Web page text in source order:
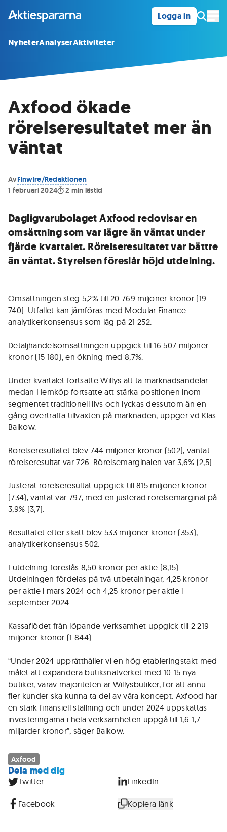
Logga in
NyheterAnalyserAktiviteter
Axfood ökade
rörelseresultatet mer än
väntat
AvFinwire/Redaktionen
1 februari 2024
2 min lästid
Dagligvarubolaget Axfood redovisar en
omsättning som var lägre än väntat under
fjärde kvartalet. Rörelseresultatet var bättre
än väntat. Styrelsen föreslår höjd utdelning.
Omsättningen steg 5,2% till 20 769 miljoner kronor (19
740). Utfallet kan jämföras med Modular Finance
analytikerkonsensus som låg på 21 252.
Detaljhandelsomsättningen uppgick till 16 507 miljoner
kronor (15 180), en ökning med 8,7%.
Under kvartalet fortsatte Willys att ta marknadsandelar
medan Hemköp fortsatte att stärka positionen inom
segmentet traditionell livs och lyckas dessutom än en
gång överträffa tillväxten på marknaden, uppger vd Klas
Balkow.
Rörelseresultatet blev 744 miljoner kronor (502), väntat
rörelseresultat var 726. Rörelsemarginalen var 3,6% (2,5).
Justerat rörelseresultat uppgick till 815 miljoner kronor
(734), väntat var 797, med en justerad rörelsemarginal på
3,9% (3,7).
Resultatet efter skatt blev 533 miljoner kronor (353),
analytikerkonsensus 502.
I utdelning föreslås 8,50 kronor per aktie (8,15).
Utdelningen fördelas på två utbetalningar, 4,25 kronor
per aktie i mars 2024 och 4,25 kronor per aktie i
september 2024.
Kassaflödet från löpande verksamhet uppgick till 2 219
miljoner kronor (1 844).
“Under 2024 upprätthåller vi en hög etableringstakt med
målet att expandera butiksnätverket med 10-15 nya
butiker, varav majoriteten är Willysbutiker, för att ännu
fler kunder ska kunna ta del av våra koncept. Axfood har
en stark finansiell ställning och under 2024 uppskattas
investeringarna i hela verksamheten uppgå till 1,6-1,7
miljarder kronor”, säger Balkow.
Axfood
Dela med dig
Twitter LinkedIn
Facebook Kopiera länk